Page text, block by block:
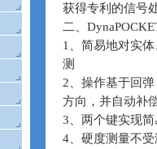
获得专利的信号
二、
1、简易地对实
测
2、操作基于回
方向，并自动补
3、两个键实现
4、硬度测量不